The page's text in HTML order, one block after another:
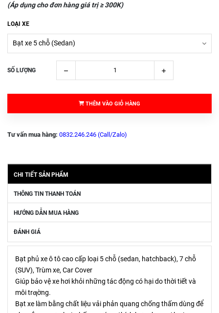
(Áp dụng cho đơn hàng giá trị ≥ 300K)
LOẠI XE
SỐ LƯỢNG
THÊM VÀO GIỎ HÀNG
Tư vấn mua hàng: 0832.246.246 (Call/Zalo)
CHI TIẾT SẢN PHẨM
THÔNG TIN THANH TOÁN
HƯỚNG DẪN MUA HÀNG
ĐÁNH GIÁ
Bạt phủ xe ô tô cao cấp loại 5 chỗ (sedan, hatchback), 7 chỗ
(SUV), Trùm xe, Car Cover
Giúp bảo vệ xe hơi khỏi những tác động có hại do thời tiết và
môi trƣờng.
Bạt xe làm bằng chất liệu vải phản quang chống thấm dùng để